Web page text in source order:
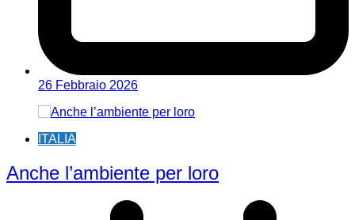
26 Febbraio 2026
ITALIA
Anche l’ambiente per loro